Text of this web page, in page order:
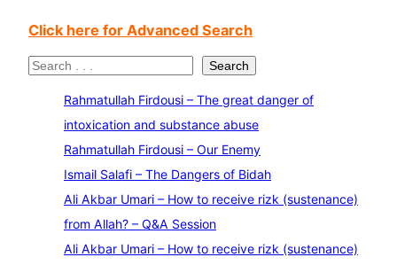
Click here for Advanced Search
S
Search
Rahmatullah Firdousi – The great danger of
intoxication and substance abuse
Rahmatullah Firdousi – Our Enemy
Ismail Salafi – The Dangers of Bidah
Ali Akbar Umari – How to receive rizk (sustenance)
from Allah? – Q&A Session
Ali Akbar Umari – How to receive rizk (sustenance)